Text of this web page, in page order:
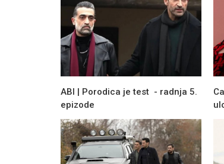
ABI | Porodica je test - radnja 5.
epizode